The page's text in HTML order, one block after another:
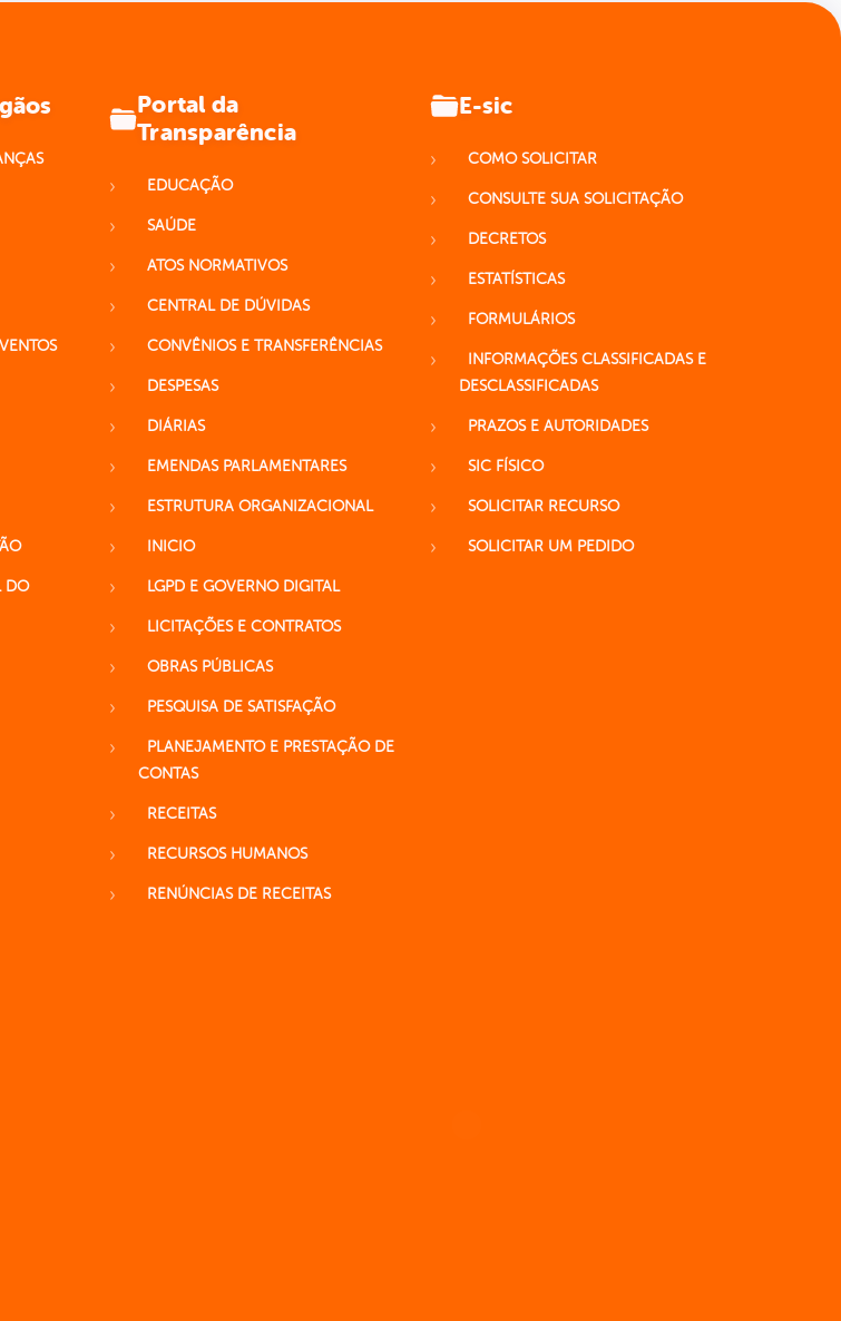
DO
Portal da
Transparência
EDUCAÇÃO
SAÚDE
ATOS NORMATIVOS
CENTRAL DE DÚVIDAS
CONVÊNIOS E TRANSFERÊNCIAS
DESPESAS
DIÁRIAS
EMENDAS PARLAMENTARES
ESTRUTURA ORGANIZACIONAL
INICIO
LGPD E GOVERNO DIGITAL
LICITAÇÕES E CONTRATOS
OBRAS PÚBLICAS
PESQUISA DE SATISFAÇÃO
PLANEJAMENTO E PRESTAÇÃO DE
CONTAS
RECEITAS
RECURSOS HUMANOS
RENÚNCIAS DE RECEITAS
E-sic
COMO SOLICITAR
CONSULTE SUA SOLICITAÇÃO
DECRETOS
ESTATÍSTICAS
FORMULÁRIOS
INFORMAÇÕES CLASSIFICADAS E
DESCLASSIFICADAS
PRAZOS E AUTORIDADES
SIC FÍSICO
SOLICITAR RECURSO
SOLICITAR UM PEDIDO